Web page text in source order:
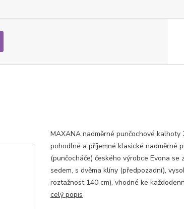
MAXANA nadměrné punčochové kalhoty
pohodlné a příjemné klasické nadměrné
(punčocháče) českého výrobce Evona se
sedem, s dvěma klíny (předpozadní),
roztažnost 140 cm), vhodné ke
celý popis